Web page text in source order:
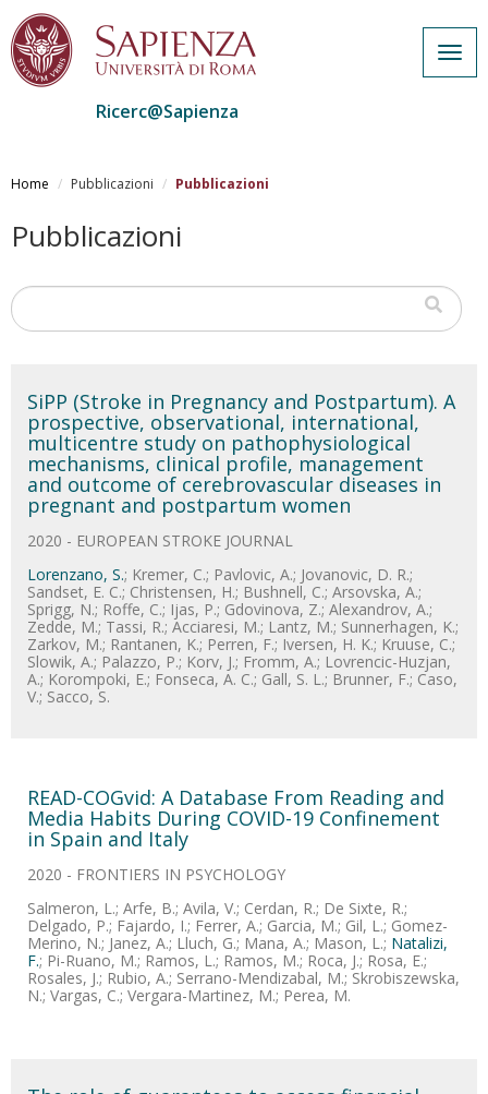
al
principale
Ricerc@Sapienza
Home Pubblicazioni Pubblicazioni
Pubblicazioni
SiPP (Stroke in Pregnancy and Postpartum). A
prospective, observational, international,
multicentre study on pathophysiological
mechanisms, clinical profile, management
and outcome of cerebrovascular diseases in
pregnant and postpartum women
2020 - EUROPEAN STROKE JOURNAL
Lorenzano, S.; Kremer, C.; Pavlovic, A.; Jovanovic, D. R.;
Sandset, E. C.; Christensen, H.; Bushnell, C.; Arsovska, A.;
Sprigg, N.; Roffe, C.; Ijas, P.; Gdovinova, Z.; Alexandrov, A.;
Zedde, M.; Tassi, R.; Acciaresi, M.; Lantz, M.; Sunnerhagen, K.;
Zarkov, M.; Rantanen, K.; Perren, F.; Iversen, H. K.; Kruuse, C.;
Slowik, A.; Palazzo, P.; Korv, J.; Fromm, A.; Lovrencic-Huzjan,
A.; Korompoki, E.; Fonseca, A. C.; Gall, S. L.; Brunner, F.; Caso,
V.; Sacco, S.
READ-COGvid: A Database From Reading and
Media Habits During COVID-19 Confinement
in Spain and Italy
2020 - FRONTIERS IN PSYCHOLOGY
Salmeron, L.; Arfe, B.; Avila, V.; Cerdan, R.; De Sixte, R.;
Delgado, P.; Fajardo, I.; Ferrer, A.; Garcia, M.; Gil, L.; Gomez-
Merino, N.; Janez, A.; Lluch, G.; Mana, A.; Mason, L.; Natalizi,
F.; Pi-Ruano, M.; Ramos, L.; Ramos, M.; Roca, J.; Rosa, E.;
Rosales, J.; Rubio, A.; Serrano-Mendizabal, M.; Skrobiszewska,
N.; Vargas, C.; Vergara-Martinez, M.; Perea, M.